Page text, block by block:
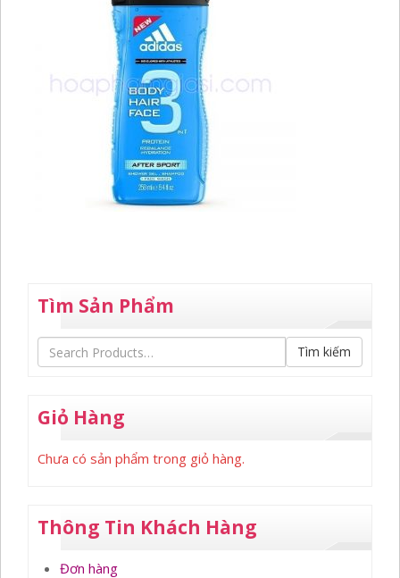
Tìm Sản Phẩm
Tìm kiếm
Giỏ Hàng
Chưa có sản phẩm trong giỏ hàng.
Thông Tin Khách Hàng
Đơn hàng